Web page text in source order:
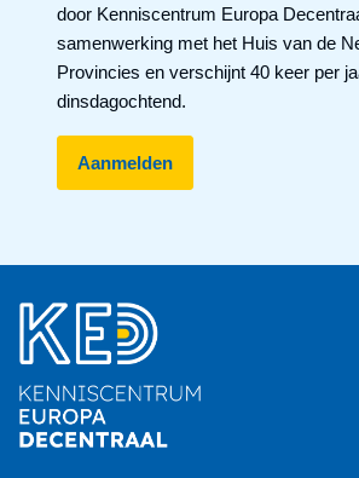
door Kenniscentrum Europa
samenwerking met het Huis van de
Provincies en verschijnt 40 keer per
dinsdagochtend.